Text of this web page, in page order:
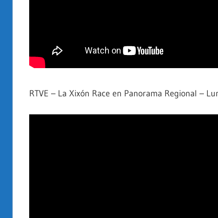
RTVE – La Xixón Race en Panorama Regional –